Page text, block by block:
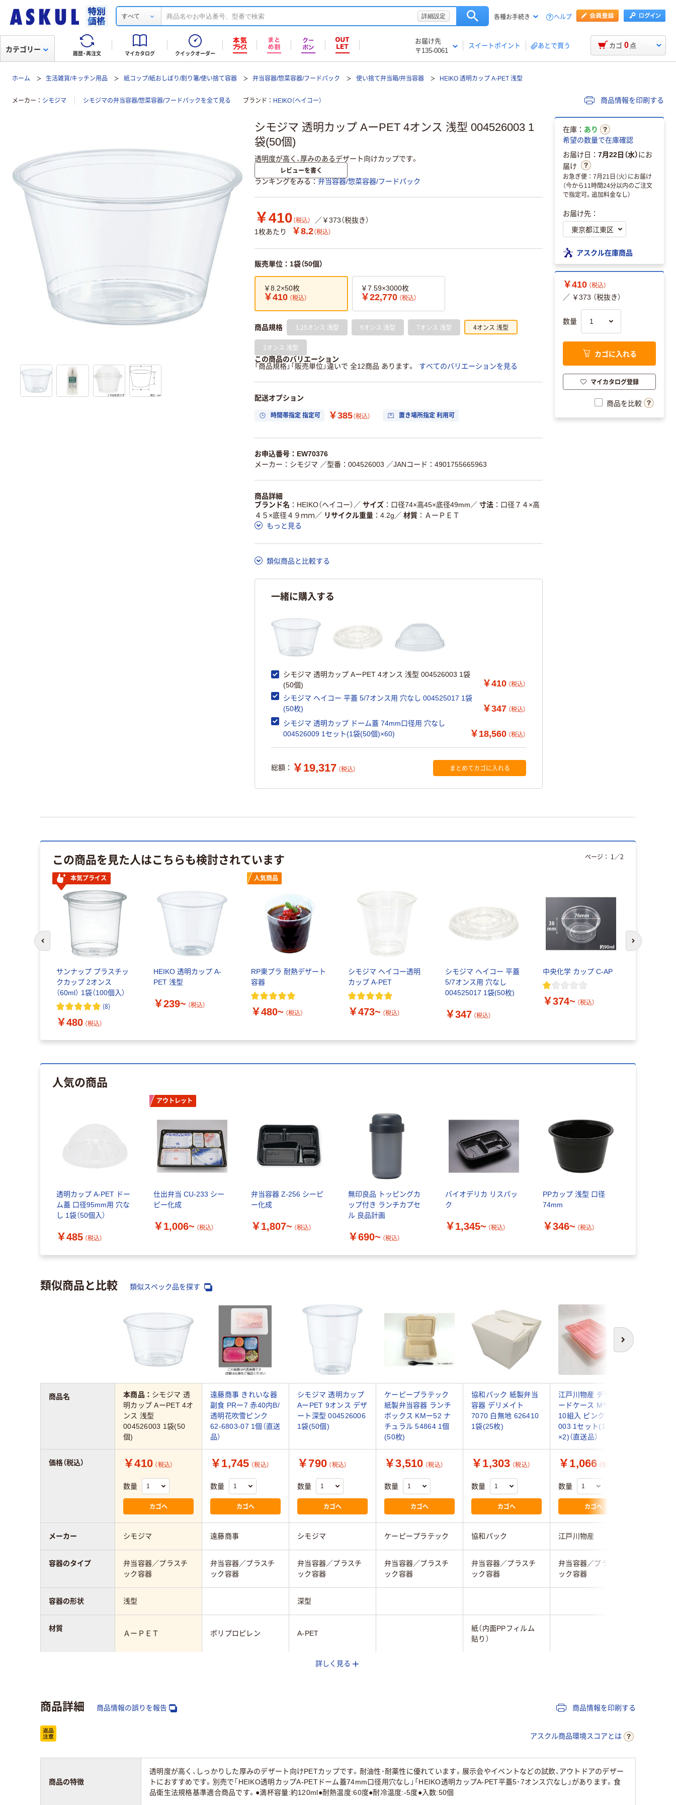
すべて 詳細設定 各種お手続き ヘルプ
履歴・再注文 マイカタログ クイックオーダー
お届け先
〒135-0061
スイートポイント あとで買う
カテゴリー カゴ 0 点
ホーム 生活雑貨/キッチン用品 紙コップ/紙おしぼり/割り箸/使い捨て容器 弁当容器/惣菜容器/フードパック 使い捨て弁当箱/弁当容器 HEIKO 透明カップ A-PET 浅型
メーカー シモジマ シモジマの弁当容器/惣菜容器/フードパックを全て見る ブランド HEIKO（ヘイコー） 商品情報を印刷する
シモジマ 透明カップ AーPET 4オンス 浅型 004526003 1
袋(50個)
透明度が高く、厚みのあるデザート向けカップです。
レビューを書く
ランキングをみる 弁当容器/惣菜容器/フードパック
￥410 （税込）
／￥373（税抜き）
1枚あたり
￥8.2（税込）
販売単位：1袋（50個）
￥8.2×50枚
￥410 （税込）
￥7.59×3000枚
￥22,770 （税込）
商品規格 3.25オンス 浅型 9オンス 浅型 7オンス 浅型 4オンス 浅型
2オンス 浅型
この商品のバリエーション
「商品規格」「販売単位」違いで 全12商品 あります。
すべてのバリエーションを見る
配送オプション
時間帯指定 指定可 ￥385（税込） 置き場所指定 利用可
お申込番号：EW70376
メーカー：シモジマ ／型番：004526003 ／JANコード：4901755665963
商品詳細
ブランド名
HEIKO（ヘイコー） ／ サイズ 口径74×高45×底径49mm ／ 寸法
口径７４×高
４５×底径４９ｍｍ ／ リサイクル重量 4.2g ／ 材質
ＡーＰＥＴ
もっと見る
類似商品と比較する
一緒に購入する
シモジマ 透明カップ AーPET 4オンス 浅型 004526003 1袋
(50個)
￥410 （税込）
シモジマ ヘイコー 平蓋 5/7オンス用 穴なし 004525017 1袋
(50枚)
￥347 （税込）
シモジマ 透明カップ ドーム蓋 74mm口径用 穴なし
004526009 1セット(1袋(50個)×60)
￥18,560 （税込）
総額： ￥19,317 （税込） まとめてカゴに入れる
在庫： あり
希望の数量で在庫確認
お届け日： 7月22日（水）にお
届け
お急ぎ便：7月21日（火）にお届け
（今から11時間24分以内のご注文
で指定可。追加料金なし）
お届け先：
アスクル在庫商品
￥410 （税込）
／ ￥373 （税抜き）
数量
カゴに入れる
マイカタログ登録
商品を比較
この商品を見た人はこちらも検討されています
本気プライス
サンナップ プラスチッ
クカップ 2オンス
（60ml） 1袋（100個入）
(8)
￥480 （税込）
HEIKO 透明カップ A-
PET 浅型
￥239~ （税込）
人気商品
RP東プラ 耐熱デザート
容器
￥480~ （税込）
シモジマ ヘイコー透明
カップ A-PET
￥473~ （税込）
シモジマ ヘイコー 平蓋
5/7オンス用 穴なし
004525017 1袋(50枚)
￥347 （税込）
中央化学 カップ C-AP
￥374~ （税込）
ページ： 1 ／2
前のスライドへ 次のスライド
人気の商品
透明カップ A-PET ドー
ム蓋 口径95mm用 穴な
し 1袋（50個入）
￥485 （税込）
アウトレット
仕出弁当 CU-233 シー
ピー化成
￥1,006~ （税込）
弁当容器 Z-256 シーピ
ー化成
￥1,807~ （税込）
無印良品 トッピングカ
ップ付き ランチカプセ
ル 良品計画
￥690~ （税込）
バイオデリカ リスパッ
ク
￥1,345~ （税込）
PPカップ 浅型 口径
74mm
￥346~ （税込）
類似商品と比較 類似スペック品を探す
次へ
本商品： シモジマ 透
明カップ AーPET 4オ
ンス 浅型
004526003 1袋(50
個)
遠藤商事 きれいな器
副食 PRー7 赤40内B/
透明花吹雪ピンク
62-6803-07 1個（直送
品）
シモジマ 透明カップ
AーPET 9オンス デザ
ート深型 004526006
1袋(50個)
ケーピープラテック
紙製弁当容器 ランチ
ボックス KMー52 ナ
チュラル 54864 1個
(50枚)
協和パック 紙製弁当
容器 デリメイト
7070 白無地 626410
1袋(25枚)
江戸川物産 デリカフ
ードケース Mサイズ
10組入 ピンク MS-
003 1セット(1パック
×2)（直送品）
￥410 （税込）
数量
カゴへ
￥1,745 （税込）
数量
カゴへ
￥790 （税込）
数量
カゴへ
￥3,510 （税込）
数量
カゴへ
￥1,303 （税込）
数量
カゴへ
￥1,066 （税込）
数量
カゴへ
シモジマ 遠藤商事 シモジマ ケーピープラテック 協和パック 江戸川物産
弁当容器／プラスチ
ック容器
弁当容器／プラスチ
ック容器
弁当容器／プラスチ
ック容器
弁当容器／プラスチ
ック容器
弁当容器／プラスチ
ック容器
弁当容器／プラスチ
ック容器
浅型 深型
ＡーＰＥＴ ポリプロピレン A-PET
紙（内面PPフィルム
貼り）
商品名
価格（税込）
メーカー
容器のタイプ
容器の形状
材質
詳しく見る
商品詳細 商品情報の誤りを報告 商品情報を印刷する
アスクル商品環境スコアとは
商品の特徴
透明度が高く、しっかりした厚みのデザート向けPETカップです。耐油性･耐薬性に優れています。展示会やイベントなどの試飲、アウトドアのデザー
トにおすすめです。別売で「HEIKO透明カップA-PETドーム蓋74mm口径用穴なし」「HEIKO透明カップA-PET平蓋5･7オンス穴なし」があります。食
品衛生法規格基準適合商品です。●満杯容量:約120ml●耐熱温度:60度●耐冷温度:-5度●入数:50個